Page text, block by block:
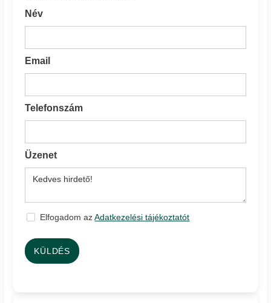
Név
Email
Telefonszám
Üzenet
Elfogadom azAdatkezelési tájékoztatót
KÜLDÉS